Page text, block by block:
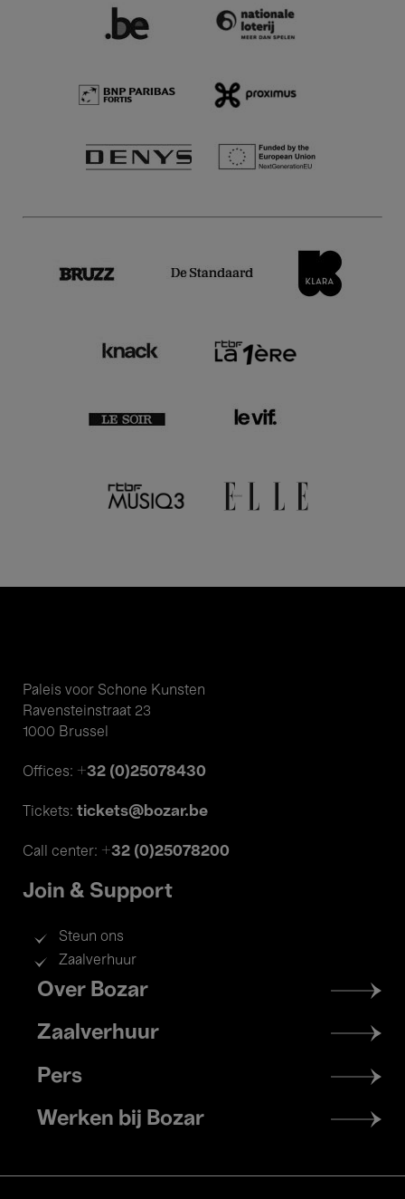
Paleis voor Schone Kunsten
Ravensteinstraat 23
1000 Brussel
Offices: +32 (0)25078430
Tickets: tickets@bozar.be
Call center: +32 (0)25078200
Join & Support
Steun ons
Zaalverhuur
Footer
menu
Over Bozar
Zaalverhuur
Pers
Werken bij Bozar